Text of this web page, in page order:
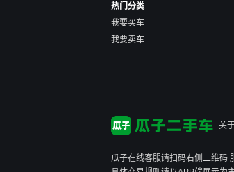
热门分类
我要买车
我要卖车
关
瓜子在线客服请扫码右侧二维码